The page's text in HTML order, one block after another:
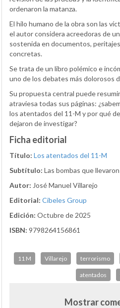
ordenaron la matanza.
El hilo humano de la obra son las
el autor considera acreedoras de
sostenida en documentos,
concretas.
Se trata de un libro polémico e
uno de los debates más dolorosos
Su propuesta central puede
atraviesa todas sus páginas:
los atentados del 11-M y por qué
dejaron de investigar?
Ficha editorial
Título: Los atentados del 11-M
Subtítulo: Las bombas que
Autor: José Manuel Villarejo
Editorial: Cibeles Group
Edición: Octubre de 2025
ISBN: 9798264156861
11 M Villarejo terrorismo
atentados
Mostrar